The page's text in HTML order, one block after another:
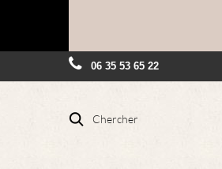
06 35 53 65 22
Chercher